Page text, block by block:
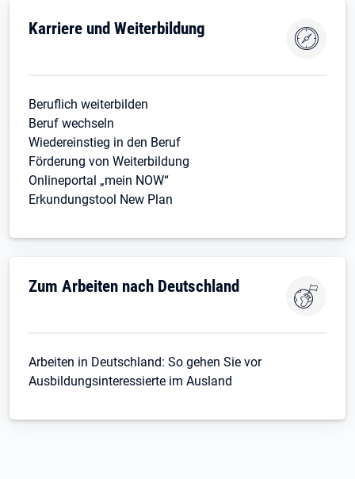
Karriere und Weiterbildung
Beruflich weiterbilden
Beruf wechseln
Wiedereinstieg in den Beruf
Förderung von Weiterbildung
Onlineportal „mein NOW“
Erkundungstool New Plan
Zum Arbeiten nach Deutschland
Arbeiten in Deutschland: So gehen Sie vor
Ausbildungsinteressierte im Ausland